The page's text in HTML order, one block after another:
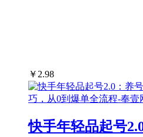
￥2.98
快手年轻品起号